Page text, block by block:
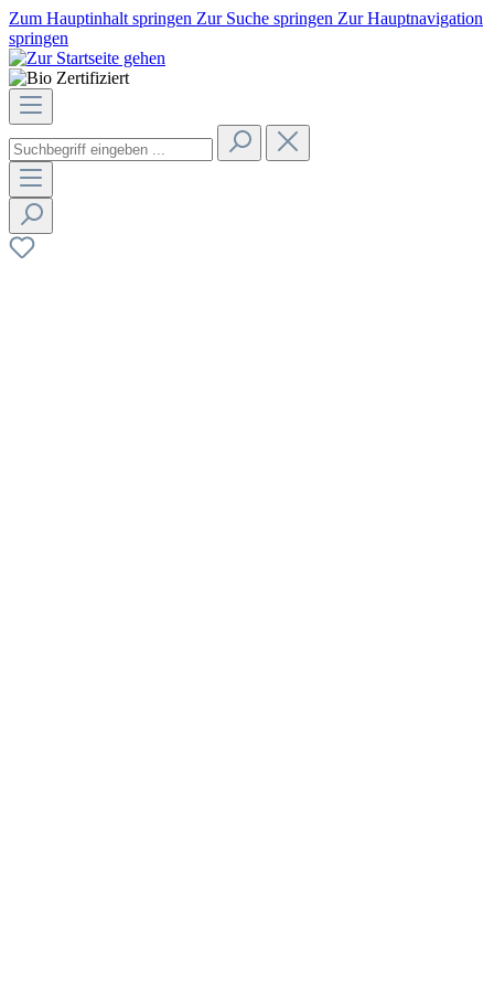
Zum Hauptinhalt springen Zur Suche springen Zur Hauptnavigation
springen